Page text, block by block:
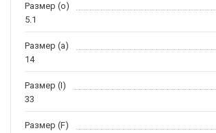
Размер (o)
5.1
Размер (a)
14
Размер (I)
33
Размер (F)